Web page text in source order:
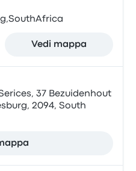
Vedi mappa
37 Bezuidenhout
2094, South